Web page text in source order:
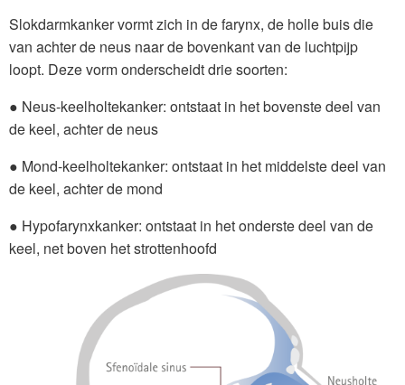
Slokdarmkanker vormt zich in de farynx, de holle buis die
van achter de neus naar de bovenkant van de luchtpijp
loopt. Deze vorm onderscheidt drie soorten:
● Neus-keelholtekanker: ontstaat in het bovenste deel van
de keel, achter de neus
● Mond-keelholtekanker: ontstaat in het middelste deel van
de keel, achter de mond
● Hypofarynxkanker: ontstaat in het onderste deel van de
keel, net boven het strottenhoofd